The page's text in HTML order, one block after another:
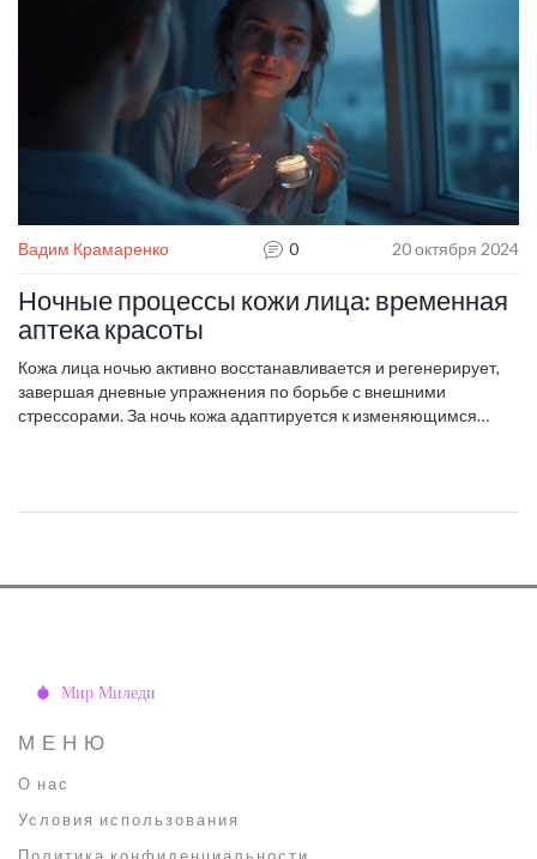
Вадим Крамаренко 0 20 октября 2024
Ночные процессы кожи лица: временная
аптека красоты
Кожа лица ночью активно восстанавливается и регенерирует,
завершая дневные упражнения по борьбе с внешними
стрессорами. За ночь кожа адаптируется к изменяющимся
ночного восстановления. Благодаря регулярному ночному
МЕНЮ
О нас
Условия использования